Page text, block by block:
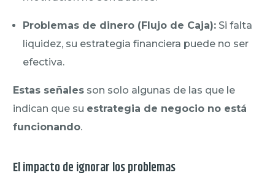
Problemas de dinero (Flujo de Caja): Si falta
liquidez, su estrategia financiera puede no ser
efectiva.
Estas señales son solo algunas de las que le
indican que su estrategia de negocio no está
funcionando.
El impacto de ignorar los problemas